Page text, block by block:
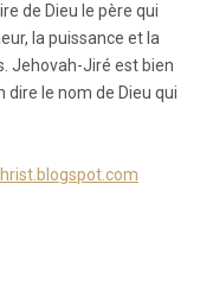
de Dieu le père qui
la puissance et la
Jehovah-Jiré est bien
le nom de Dieu qui